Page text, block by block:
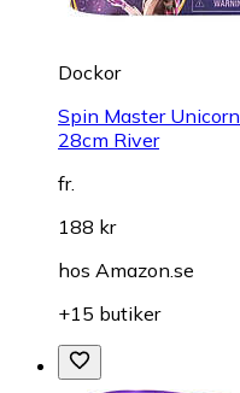
Dockor
Spin Master
28cm River
fr.
188 kr
hos Amazon.se
+15 butiker